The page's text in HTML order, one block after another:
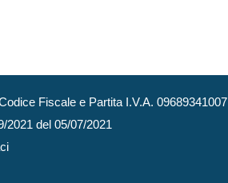
Fiscale e Partita I.V.A. 09689341007
2021 del 05/07/2021